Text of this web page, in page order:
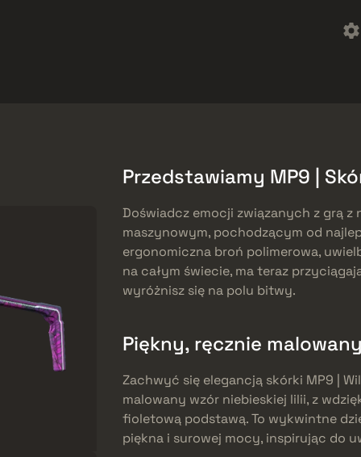
Przedstawiamy MP9 |
Doświadcz emocji związanych z grą z
maszynowym, pochodzącym od
ergonomiczna broń polimerowa,
na całym świecie, ma teraz
wyróżnisz się na polu bitwy.
Piękny, ręcznie
Zachwyć się elegancją skórki MP9 |
malowany wzór niebieskiej lilii, z
fioletową podstawą. To wykwintne
piękna i surowej mocy, inspirując do